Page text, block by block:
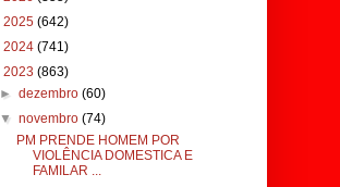
2025 (642)
2024 (741)
2023 (863)
►dezembro(60)
▼novembro(74)
PM PRENDE HOMEM POR
VIOLÊNCIA DOMESTICA E
FAMILAR ...